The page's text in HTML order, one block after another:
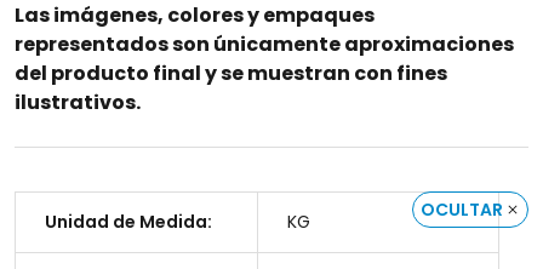
Las imágenes, colores y empaques
representados son únicamente aproximaciones
del producto final y se muestran con fines
ilustrativos.
OCULTAR
Unidad de Medida: KG